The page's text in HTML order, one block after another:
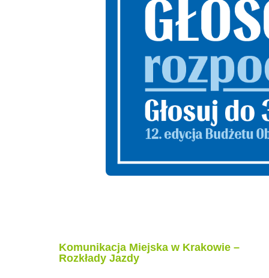
Komunikacja Miejska w Krakowie –
Rozkłady Jazdy